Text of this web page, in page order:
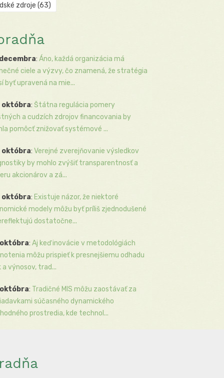
zdroje (63)
: Áno, každá organizácia má
ciele a výzvy, čo znamená, že stratégia
byť upravená na mie...
októbra: Štátna regulácia pomery
a cudzích zdrojov financovania by
pomôcť znižovať systémové ...
októbra: Verejné zverejňovanie výsledkov
by mohlo zvýšiť transparentnosť a
akcionárov a zá...
októbra: Existuje názor, že niektoré
modely môžu byť príliš zjednodušené
dostatočne...
: Aj keď inovácie v metodológiách
môžu prispieť k presnejšiemu odhadu
a výnosov, trad...
: Tradičné MIS môžu zaostávať za
súčasného dynamického
prostredia, kde technol...